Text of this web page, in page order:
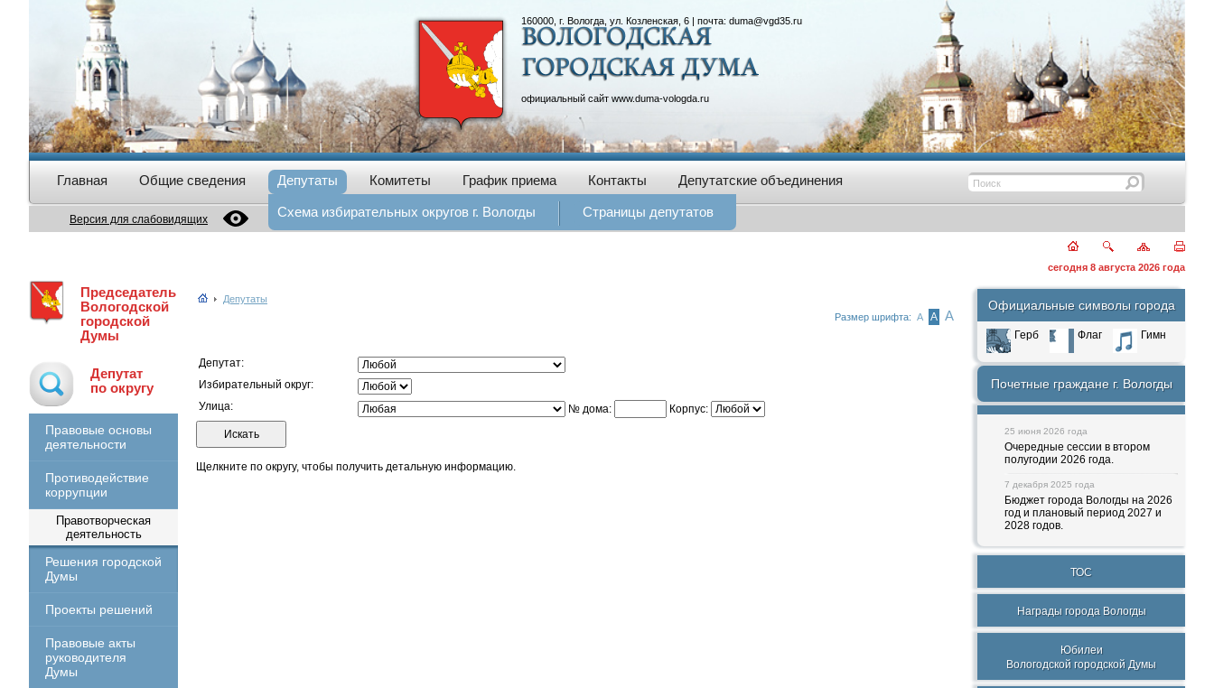
160000, г. Вологда, ул. Козленская, 6 | почта: duma@vgd35.ru
официальный сайт www.duma-vologda.ru
Главная Общие сведения Депутаты
Схема избирательных округов г. Вологды Страницы депутатов
Комитеты График приема Контакты Депутатские объединения
Версия для слабовидящих
сегодня 8 августа 2026 года
Председатель
Вологодской
городской
Думы
Депутат
по округу
Правовые основы
деятельности
Противодействие
коррупции
Правотворческая
деятельность
Решения городской
Думы
Проекты решений
Правовые акты
руководителя
Думы
Депутаты
Размер шрифта: А А А
Депутат:
Избирательный округ:
Улица:
№ дома: Корпус:
Щелкните по округу, чтобы получить детальную информацию.
Официальные символы города
Герб Флаг Гимн
Почетные граждане г. Вологды
25 июня 2026 года
Очередные сессии в втором
полугодии 2026 года.
7 декабря 2025 года
Бюджет города Вологды на 2026
год и плановый период 2027 и
2028 годов.
ТОС
Награды города Вологды
Юбилеи
Вологодской городской Думы